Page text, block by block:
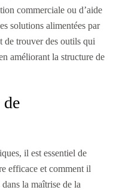
commerciale ou d’aide
solutions alimentées par
de trouver des outils qui
améliorant la structure de
il est essentiel de
efficace et comment il
la maîtrise de la